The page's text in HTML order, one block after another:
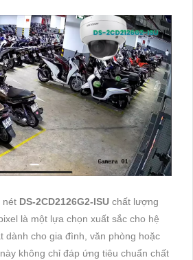
nét DS-2CD2126G2-ISU chất lượng
là một lựa chọn xuất sắc cho hệ
dành cho gia đình, văn phòng hoặc
không chỉ đáp ứng tiêu chuẩn chất